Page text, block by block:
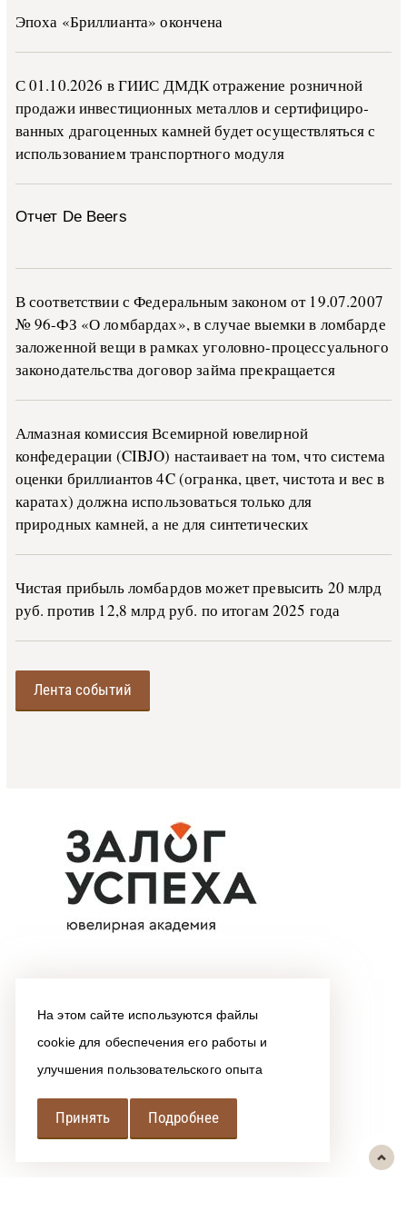
На этом сайте используются файлы
cookie для обеспечения его работы и
улучшения пользовательского опыта
Принять Подробнее
Эпоха «Бриллианта» окончена
С 01.10.2026 в ГИИС ДМДК от­ра­же­ние роз­ни­ч­ной
про­да­жи ин­ве­сти­ци­он­ных ме­тал­лов и сер­ти­фи­ци­ро­
ван­ных дра­го­цен­ных ка­м­ней бу­дет осу­ще­ств­лять­ся с
ис­поль­зо­ва­ни­ем тран­с­пор­т­но­го мо­ду­ля
Отчет De Beers
В со­о­т­вет­ствии с Фе­де­раль­ным за­ко­ном от 19.07.2007
№ 96-ФЗ «О ло­м­бар­дах», в слу­чае вы­е­м­ки в ло­м­бар­де
за­ло­жен­ной ве­щи в ра­м­ках уго­ло­в­но-­про­цес­су­аль­но­го
за­ко­но­да­тель­ства до­го­вор зай­ма пре­кра­ща­ет­ся
Алмазная комиссия Всемирной ювелирной
конфедерации (CIBJO) настаивает на том, что система
оценки бриллиантов 4C (огранка, цвет, чистота и вес в
каратах) должна использоваться только для
природных камней, а не для синтетических
Чистая прибыль ломбардов может превысить 20 млрд
руб. против 12,8 млрд руб. по итогам 2025 года
Лента событий